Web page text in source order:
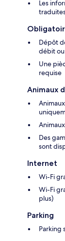
Les
Dépôt
débit ou
Une
requise
Animaux
Des
sont
Internet
Wi-Fi
Wi-Fi
plus)
Parking
Parking